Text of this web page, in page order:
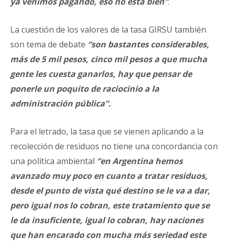
La cuestión de los valores de la tasa GIRSU también
son tema de debate “son bastantes considerables,
más de 5 mil pesos, cinco mil pesos a que mucha
gente les cuesta ganarlos, hay que pensar de
ponerle un poquito de raciocinio a la
administración pública”.
Para el letrado, la tasa que se vienen aplicando a la
recolección de residuos no tiene una concordancia con
una política ambiental “en Argentina hemos
avanzado muy poco en cuanto a tratar residuos,
desde el punto de vista qué destino se le va a dar,
pero igual nos lo cobran, este tratamiento que se
le da insuficiente, igual lo cobran, hay naciones
que han encarado con mucha más seriedad este